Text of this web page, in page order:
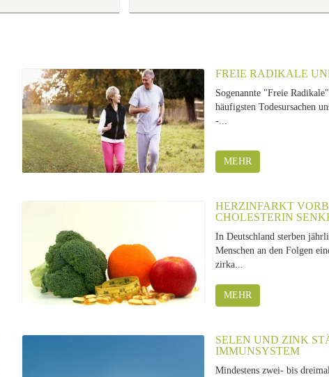
FREIE RADIKALE
Sogenannte "Freie
häufigsten Todesursachen
-...
MEHR
HERZINFARKT
CHOLESTERIN
In Deutschland sterben
Menschen an den Folgen
zirka...
MEHR
SELEN UND ZINK
IMMUNSYSTEM
Mindestens zwei- bis